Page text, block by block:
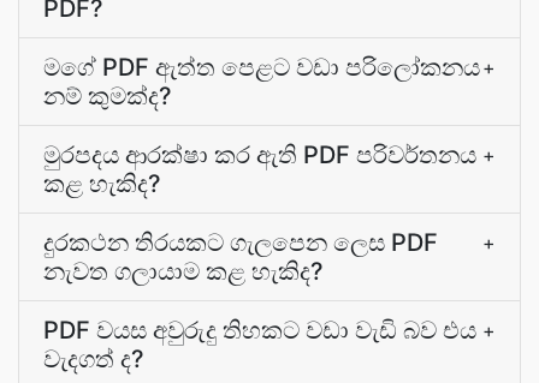
PDF?
මගේ PDF ඇත්ත පෙළට වඩා පරිලෝකනය
නම් කුමක්ද?
+
මුරපදය ආරක්ෂා කර ඇති PDF පරිවර්තනය
කළ හැකිද?
+
දුරකථන තිරයකට ගැලපෙන ලෙස PDF
නැවත ගලායාම කළ හැකිද?
+
PDF වයස අවුරුදු තිහකට වඩා වැඩි බව එය
වැදගත් ද?
+